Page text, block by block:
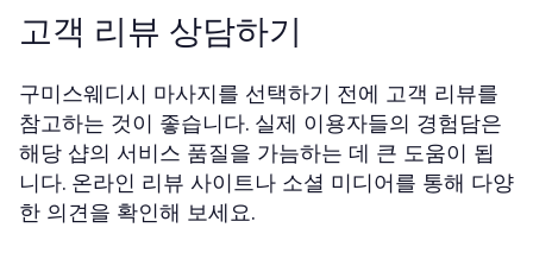
고객 리뷰 상담하기
구미스웨디시 마사지를 선택하기 전에 고객 리뷰를
참고하는 것이 좋습니다. 실제 이용자들의 경험담은
해당 샵의 서비스 품질을 가늠하는 데 큰 도움이 됩
니다. 온라인 리뷰 사이트나 소셜 미디어를 통해 다양
한 의견을 확인해 보세요.